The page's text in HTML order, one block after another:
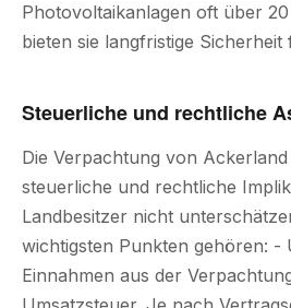
Photovoltaikanlagen oft über
bieten sie langfristige
Steuerliche und rechtliche
Die Verpachtung von
steuerliche und rechtliche
Landbesitzer nicht
wichtigsten Punkten gehören: -
Einnahmen aus der